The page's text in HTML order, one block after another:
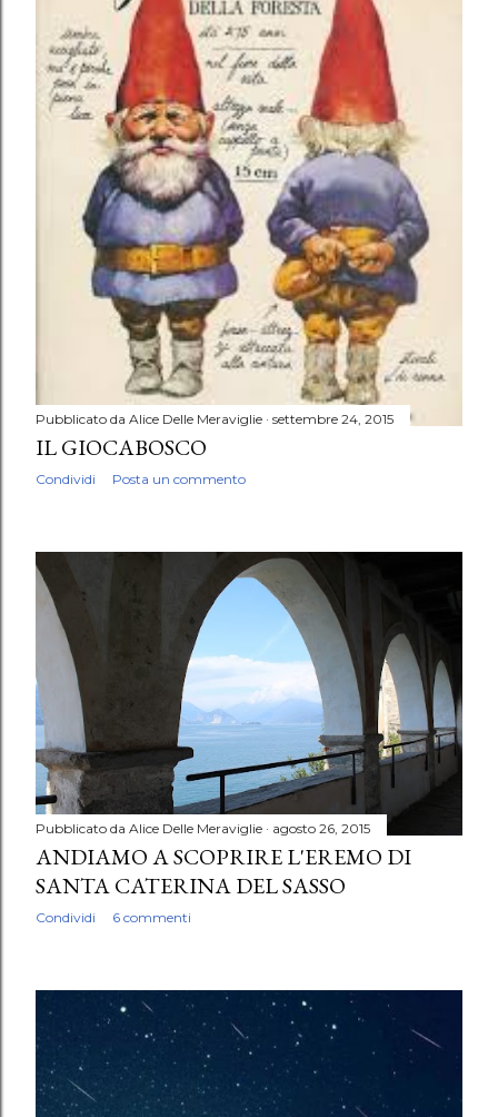
Pubblicato da Alice Delle Meraviglie settembre 24, 2015
IL GIOCABOSCO
Condividi Posta un commento
Pubblicato da Alice Delle Meraviglie agosto 26, 2015
ANDIAMO A SCOPRIRE L'EREMO DI
SANTA CATERINA DEL SASSO
Condividi 6 commenti